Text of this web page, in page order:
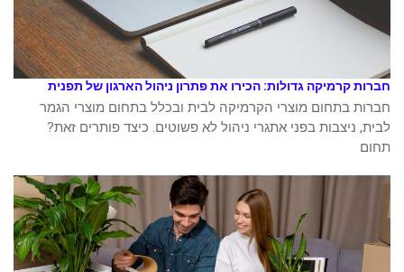
חברות קרמיקה גדולות: הכירו את פתרון ניהול הארגון של תפנית
חברות בתחום מוצרי הקרמיקה לבית ובכלל בתחום מוצרי הגמר
לבית, ניצבות בפני אתגרי ניהול לא פשוטים. כיצד פותרים זאת?
תחום